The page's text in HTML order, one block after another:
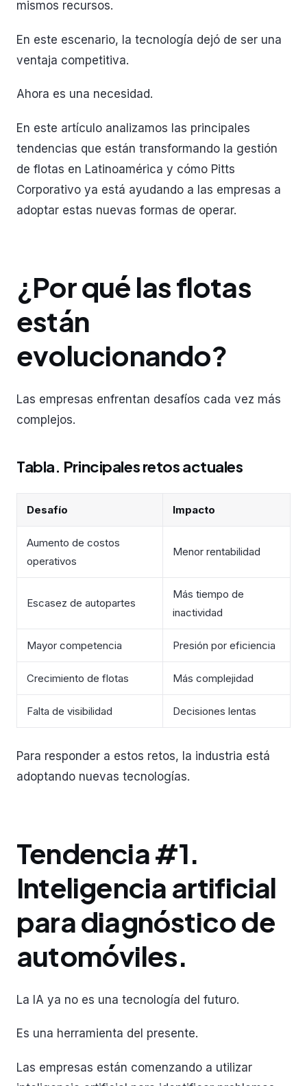
mismos recursos.
En este escenario, la tecnología dejó de ser una
ventaja competitiva.
Ahora es una necesidad.
En este artículo analizamos las principales
tendencias que están transformando la gestión
de flotas en Latinoamérica y cómo Pitts
Corporativo ya está ayudando a las empresas a
adoptar estas nuevas formas de operar.
¿Por qué las flotas
están
evolucionando?
Las empresas enfrentan desafíos cada vez más
complejos.
Tabla. Principales retos actuales
Desafío Impacto
Aumento de costos
operativos
Menor rentabilidad
Escasez de autopartes
Más tiempo de
inactividad
Mayor competencia Presión por eficiencia
Crecimiento de flotas Más complejidad
Falta de visibilidad Decisiones lentas
Para responder a estos retos, la industria está
adoptando nuevas tecnologías.
Tendencia #1.
Inteligencia artificial
para diagnóstico de
automóviles.
La IA ya no es una tecnología del futuro.
Es una herramienta del presente.
Las empresas están comenzando a utilizar